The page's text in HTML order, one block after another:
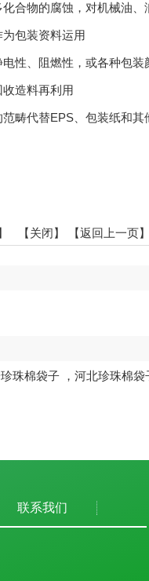
物的腐蚀，对机械油、
包装资料运用
、阻燃性，或各种包装
造料再利用
代替EPS、包装纸和其
【关闭】 【返回上一页】
珠棉袋子 ， 河北珍珠棉袋
联系我们